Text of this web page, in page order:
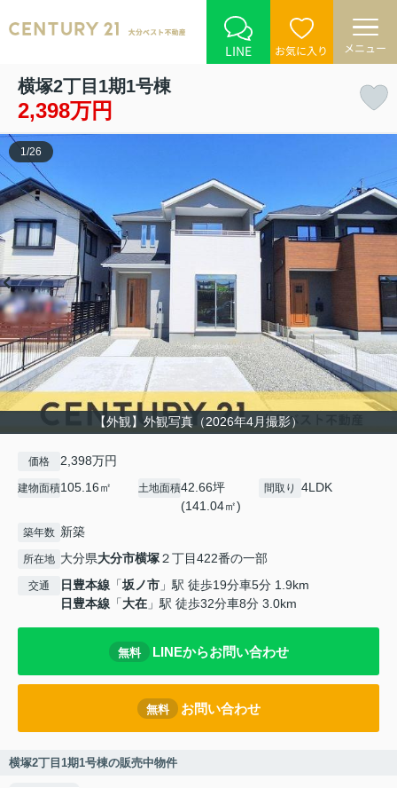
LINE お気に入り メニュー
横塚2丁目1期1号棟
2,398万円
【外観】外観写真（2026年4月撮影）
1 /26
価格 2,398万円
建物面積105.16㎡ 土地面積42.66坪
(141.04㎡)
間取り 4LDK
築年数 新築
所在地 大分県大分市横塚２丁目422番の一部
交通 日豊本線 「坂ノ市 」駅 徒歩19分車5分 1.9km
日豊本線 「大在 」駅 徒歩32分車8分 3.0km
無料 LINEからお問い合わせ
無料 お問い合わせ
横塚2丁目1期1号棟の販売中物件